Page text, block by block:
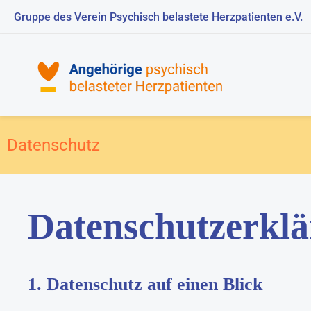
Gruppe des Verein Psychisch belastete Herzpatienten e.V.
Datenschutz
1. Datenschutz auf einen Blick